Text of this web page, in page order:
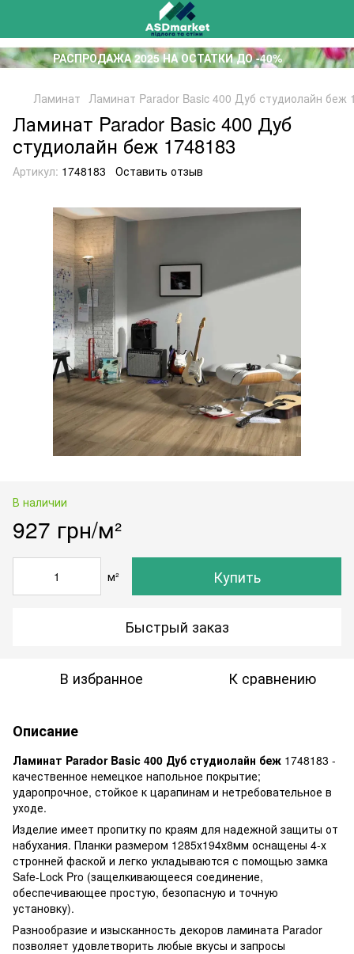
РАСПРОДАЖА 2025 НА ОСТАТКИ ДО -40%
Ламинат Ламинат Parador Basic 400 Дуб студиолайн беж
Ламинат Parador Basic 400 Дуб
студиолайн беж 1748183
Артикул: 1748183 Оставить отзыв
В наличии
927 грн/м²
м² Купить
Быстрый заказ
В избранное К сравнению
Описание
Ламинат Parador Basic 400 Дуб студиолайн беж 1748183 -
качественное немецкое напольное покрытие;
ударопрочное, стойкое к царапинам и нетребовательное в
уходе.
Изделие имеет пропитку по краям для надежной защиты от
набухания. Планки размером 1285х194х8мм оснащены 4-х
стронней фаской и легко укладываются с помощью замка
Safe-Lock Pro (защелкивающееся соединение,
обеспечивающее простую, безопасную и точную
установку).
Разнообразие и изысканность декоров ламината Parador
позволяет удовлетворить любые вкусы и запросы